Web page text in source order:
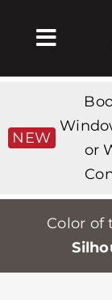
Toggle
Products
Κατάστημα
Stores
NEW
or
Color of